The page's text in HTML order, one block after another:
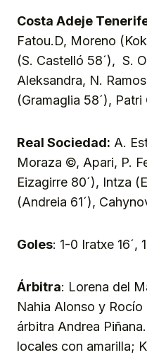
Costa Adeje
Fatou.D, Moreno
(S. Castelló 58´), S.
Aleksandra, N.
(Gramaglia 58´),
Real Sociedad: A.
Moraza ©, Apari, P.
Eizagirre 80´), Intza
(Andreia 61´),
Goles: 1-0 Iratxe 16´,
Árbitra: Lorena del
Nahia Alonso y
árbitra Andrea
locales con amarilla;